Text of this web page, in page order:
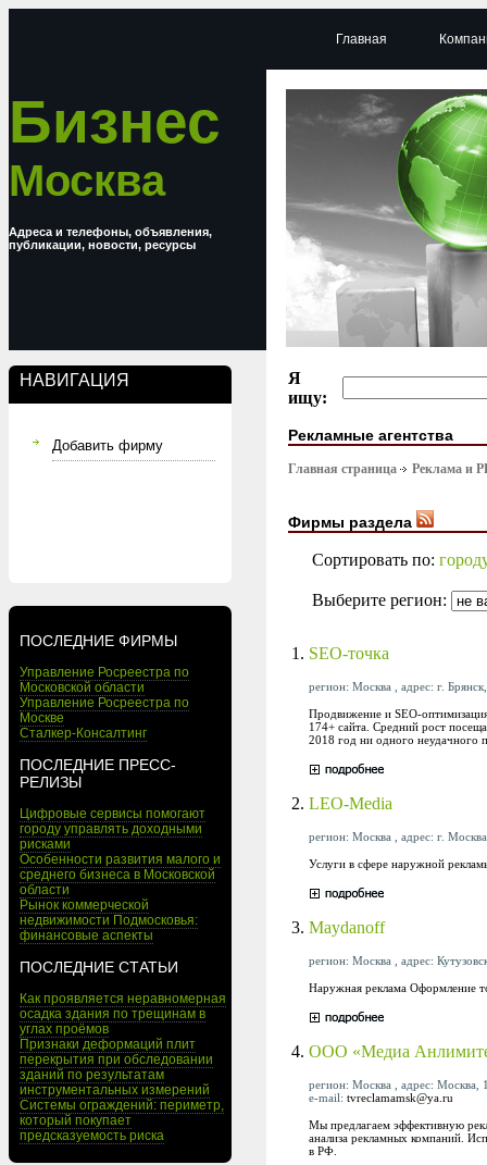
Бизнес
Москва
Адреса и телефоны, объявления,
публикации, новости, ресурсы
НАВИГАЦИЯ
Добавить фирму
ПОСЛЕДНИЕ ФИРМЫ
Управление Росреестра по
Московской области
Управление Росреестра по
Москве
Сталкер-Консалтинг
ПОСЛЕДНИЕ ПРЕСС-
РЕЛИЗЫ
Цифровые сервисы помогают
городу управлять доходными
рисками
Особенности развития малого и
среднего бизнеса в Московской
области
Рынок коммерческой
недвижимости Подмосковья:
финансовые аспекты
ПОСЛЕДНИЕ СТАТЬИ
Как проявляется неравномерная
осадка здания по трещинам в
углах проёмов
Признаки деформаций плит
перекрытия при обследовании
зданий по результатам
инструментальных измерений
Системы ограждений: периметр,
который покупает
предсказуемость риска
Главная
Я
ищу:
Рекламные агентства
Главная страница Реклама и
Фирмы раздела
Сортировать по:
Выберите регион:
1. SEO-точка
регион: Москва , адрес: г.
Продвижение и SEO-
174+ сайта. Средний рост
2018 год ни одного неудачного
2. LEO-Media
регион: Москва , адрес: г.
Услуги в сфере наружной
3. Maydanoff
регион: Москва , адрес:
Наружная реклама Оформление
4. ООО «Медиа
регион: Москва , адрес: Москва,
e-mail: tvreclamamsk@ya.ru
Мы предлагаем эффективную
анализа рекламных компаний.
в РФ.